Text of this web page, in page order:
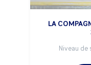
LA
Niveau de